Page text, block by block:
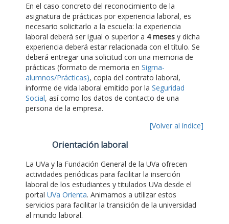
En el caso concreto del reconocimiento de la
asignatura de prácticas por experiencia laboral, es
necesario solicitarlo a la escuela: la experiencia
laboral deberá ser igual o superior a 4 meses y dicha
experiencia deberá estar relacionada con el título. Se
deberá entregar una solicitud con una memoria de
prácticas (formato de memoria en Sigma-
alumnos/Prácticas), copia del contrato laboral,
informe de vida laboral emitido por la Seguridad
Social, así como los datos de contacto de una
persona de la empresa.
[Volver al índice]
Orientación laboral
La UVa y la Fundación General de la UVa ofrecen
actividades periódicas para facilitar la inserción
laboral de los estudiantes y titulados UVa desde el
portal UVa Orienta. Animamos a utilizar estos
servicios para facilitar la transición de la universidad
al mundo laboral.